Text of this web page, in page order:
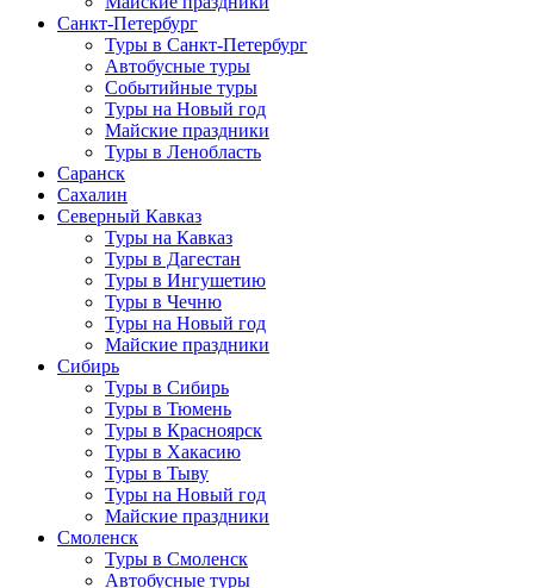
Санкт-Петербург
Туры в Санкт-Петербург
Автобусные туры
Событийные туры
Туры на Новый год
Майские праздники
Туры в Ленобласть
Саранск
Сахалин
Северный Кавказ
Туры на Кавказ
Туры в Дагестан
Туры в Ингушетию
Туры в Чечню
Туры на Новый год
Майские праздники
Сибирь
Туры в Сибирь
Туры в Тюмень
Туры в Красноярск
Туры в Хакасию
Туры в Тыву
Туры на Новый год
Майские праздники
Смоленск
Туры в Смоленск
Автобусные туры